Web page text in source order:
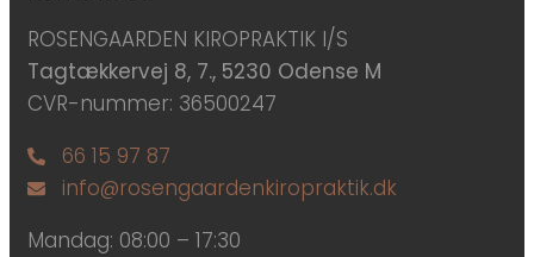
ROSENGAARDEN KIROPRAKTIK I/S
Tagtækkervej 8, 7., 5230 Odense M
CVR-nummer: 36500247
66 15 97 87
info@rosengaardenkiropraktik.dk
Mandag: 08:00 – 17:30